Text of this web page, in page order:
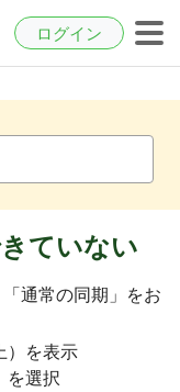
ログイン
ていない
通常の同期」をお
）を表示
を選択